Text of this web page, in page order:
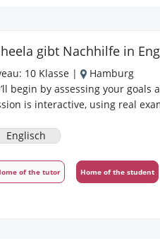
Themen und bereite
und Prüfungen
ruhig und strukturiert,
erreichen können. Lernen soll
motivierend sein. Ich freue
gibt Nachhilfe in
10 Klasse |
Hamburg
begin by assessing your goals
is interactive, using real
feedback—all in a
Englisch
of the tutor Home of the student